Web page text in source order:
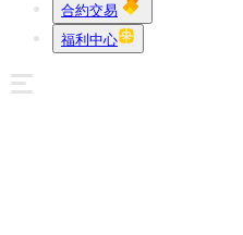
合約交易
福利中心